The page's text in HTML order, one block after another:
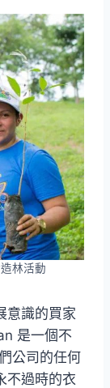
林活動
意識的買家
是一個不
公司的任何
不過時的衣